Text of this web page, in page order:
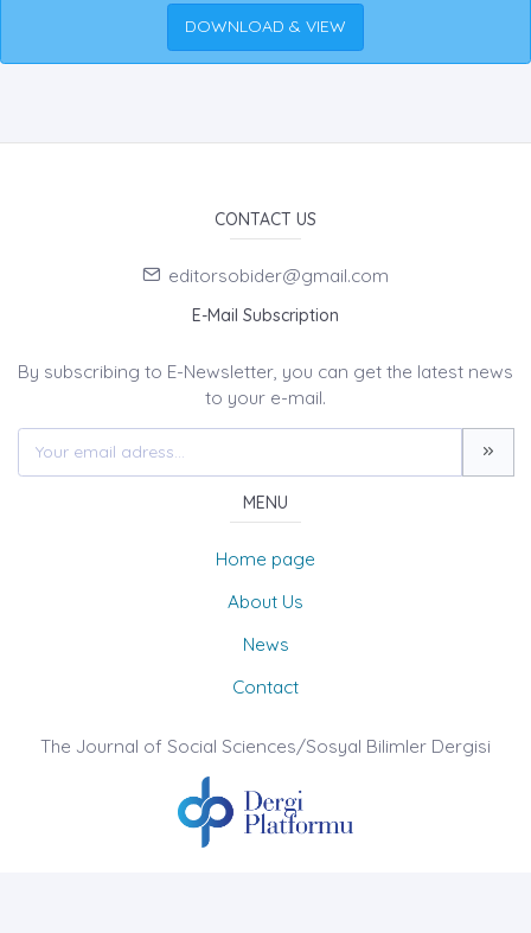
DOWNLOAD & VIEW
CONTACT US
editorsobider@gmail.com
E-Mail Subscription
By subscribing to E-Newsletter, you can get the latest news
to your e-mail.
MENU
Home page
About Us
News
Contact
The Journal of Social Sciences/Sosyal Bilimler Dergisi